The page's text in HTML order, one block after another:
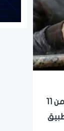
زيادة المعاشات 1800 جنيه لأكثر من 11